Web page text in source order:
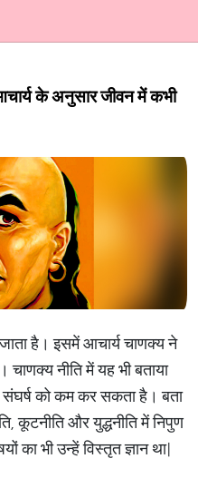
के अनुसार जीवन में कभी
जाता है। इसमें आचार्य चाणक्य ने
चाणक्य नीति में यह भी बताया
को कम कर सकता है। बता
कूटनीति और युद्धनीति में निपुण
का भी उन्हें विस्तृत ज्ञान था|